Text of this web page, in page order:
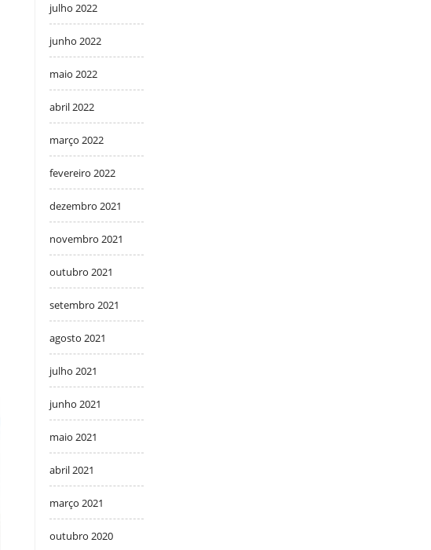
julho 2022
junho 2022
maio 2022
abril 2022
março 2022
fevereiro 2022
dezembro 2021
novembro 2021
outubro 2021
setembro 2021
agosto 2021
julho 2021
junho 2021
maio 2021
abril 2021
março 2021
outubro 2020